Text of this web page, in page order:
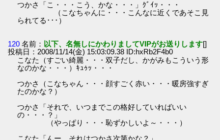
つかさ「こ・・・こう、かな・・・」ｸﾞｲｯ・・・
（こなちゃんに・・・こんなに近くであそこ見
られてる･･･）
120 名前： 以下、名無しにかわりましてVIPがお送りします[]
投稿日：2008/11/14(金) 15:03:09.38 ID:hxRb2F4b0
こなた（すごい綺麗・・・双子だし、かがみもこういう形
なのかな・・・）ｷｭｩｯ・・・
つかさ（こなちゃん・・・顔すごく赤い・・・暖房強すぎ
たのかな？）
つかさ「それで、いつまでこの格好していればいい
の・・・？」
（やっぱり・・・恥ずかしいよ～・・・）
こなた「んー、それはつかさ次第かな？」